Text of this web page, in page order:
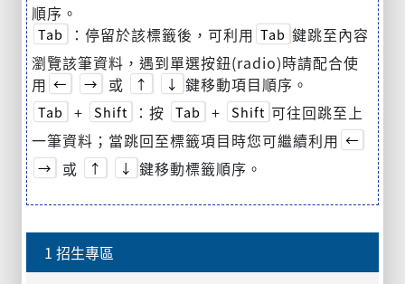
順序。
Tab ：停留於該標籤後，可利用 Tab 鍵跳至內容
瀏覽該筆資料，遇到單選按鈕(radio)時請配合使
用 ← → 或 ↑ ↓ 鍵移動項目順序。
Tab + Shift ：按 Tab + Shift 可往回跳至上
一筆資料；當跳回至標籤項目時您可繼續利用 ←
→
或 ↑ ↓ 鍵移動標籤順序。
1 招生專區